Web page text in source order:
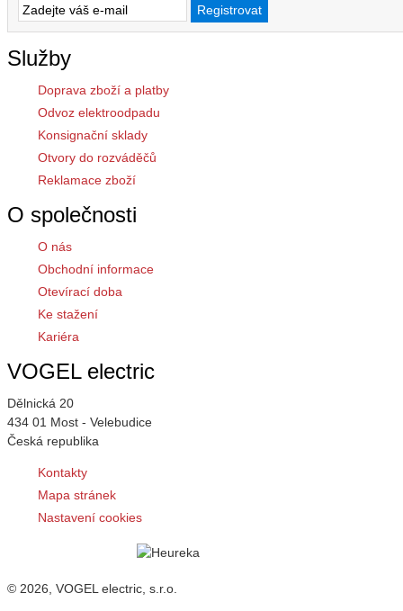
Služby
Doprava zboží a platby
Odvoz elektroodpadu
Konsignační sklady
Otvory do rozváděčů
Reklamace zboží
O společnosti
O nás
Obchodní informace
Otevírací doba
Ke stažení
Kariéra
VOGEL electric
Dělnická 20
434 01 Most - Velebudice
Česká republika
Kontakty
Mapa stránek
Nastavení cookies
© 2026, VOGEL electric, s.r.o.